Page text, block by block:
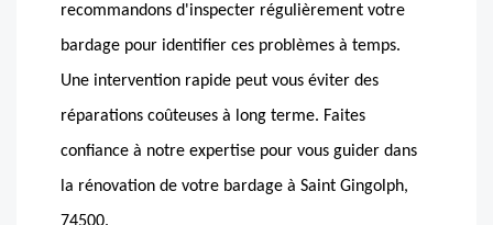
recommandons d'inspecter régulièrement votre
bardage pour identifier ces problèmes à temps.
Une intervention rapide peut vous éviter des
réparations coûteuses à long terme. Faites
confiance à notre expertise pour vous guider dans
la rénovation de votre bardage à Saint Gingolph,
74500.